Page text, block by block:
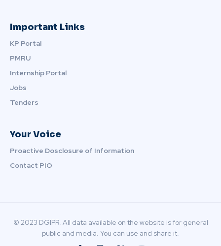
Important Links
KP Portal
PMRU
Internship Portal
Jobs
Tenders
Your Voice
Proactive Dosclosure of Information
Contact PIO
© 2023 DGIPR. All data available on the website is for general
public and media. You can use and share it.